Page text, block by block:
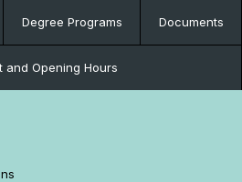
Degree Programs Documents
and Opening Hours